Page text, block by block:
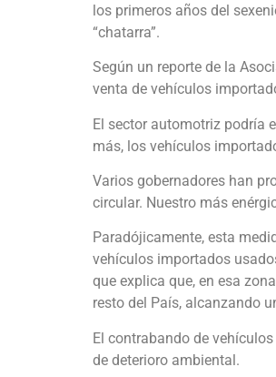
los primeros años del
“chatarra”.
Según un reporte de la
venta de vehículos
El sector automotriz podría
más, los vehículos
Varios gobernadores han
circular. Nuestro más
Paradójicamente, esta
vehículos importados
que explica que, en esa
resto del País, alcanzando
El contrabando de
de deterioro ambiental.